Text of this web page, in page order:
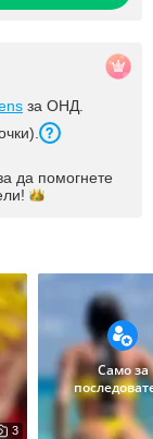
за ОНД.
да помогнете
3
Само за